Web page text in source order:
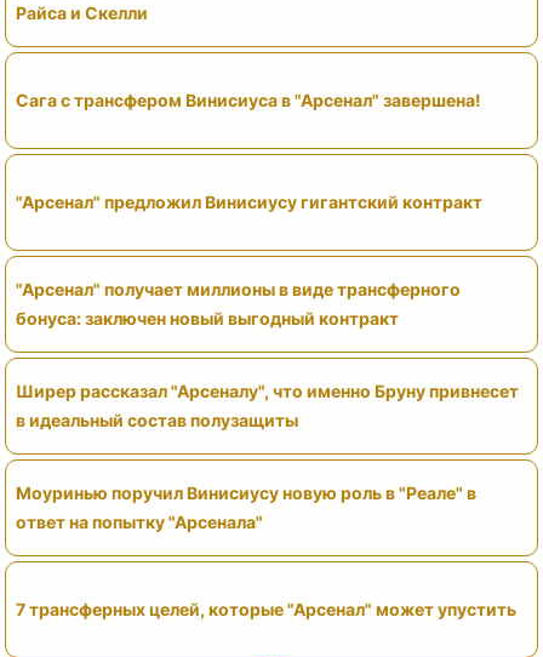
Райса и Скелли
Сага с трансфером Винисиуса в "Арсенал" завершена!
"Арсенал" предложил Винисиусу гигантский контракт
"Арсенал" получает миллионы в виде трансферного
бонуса: заключен новый выгодный контракт
Ширер рассказал "Арсеналу", что именно Бруну привнесет
в идеальный состав полузащиты
Моуринью поручил Винисиусу новую роль в "Реале" в
ответ на попытку "Арсенала"
7 трансферных целей, которые "Арсенал" может упустить